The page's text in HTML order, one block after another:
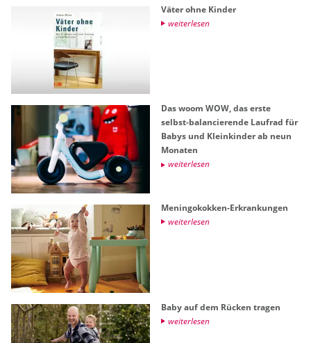
Väter ohne Kin­der
wei­ter­le­sen
Das woom WOW, das erste
selbst-ba­lan­cie­ren­de Lauf­rad für
Babys und Klein­kin­der ab neun
Mo­na­ten
wei­ter­le­sen
Me­nin­go­kok­ken-Er­kran­kun­gen
wei­ter­le­sen
Baby auf dem Rü­cken tra­gen
wei­ter­le­sen